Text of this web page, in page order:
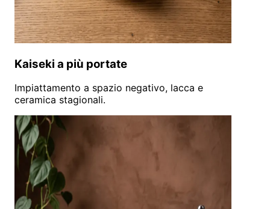
Kaiseki a più portate
Impiattamento a spazio negativo, lacca e
ceramica stagionali.